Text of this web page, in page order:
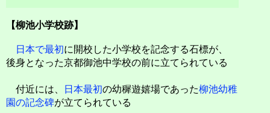
【柳池小学校跡】
日本で最初に開校した小学校を記念する石標が、
後身となった京都御池中学校の前に立てられている
付近には、 日本最初の幼穉遊嬉場であった柳池幼稚
園の記念碑が立てられている